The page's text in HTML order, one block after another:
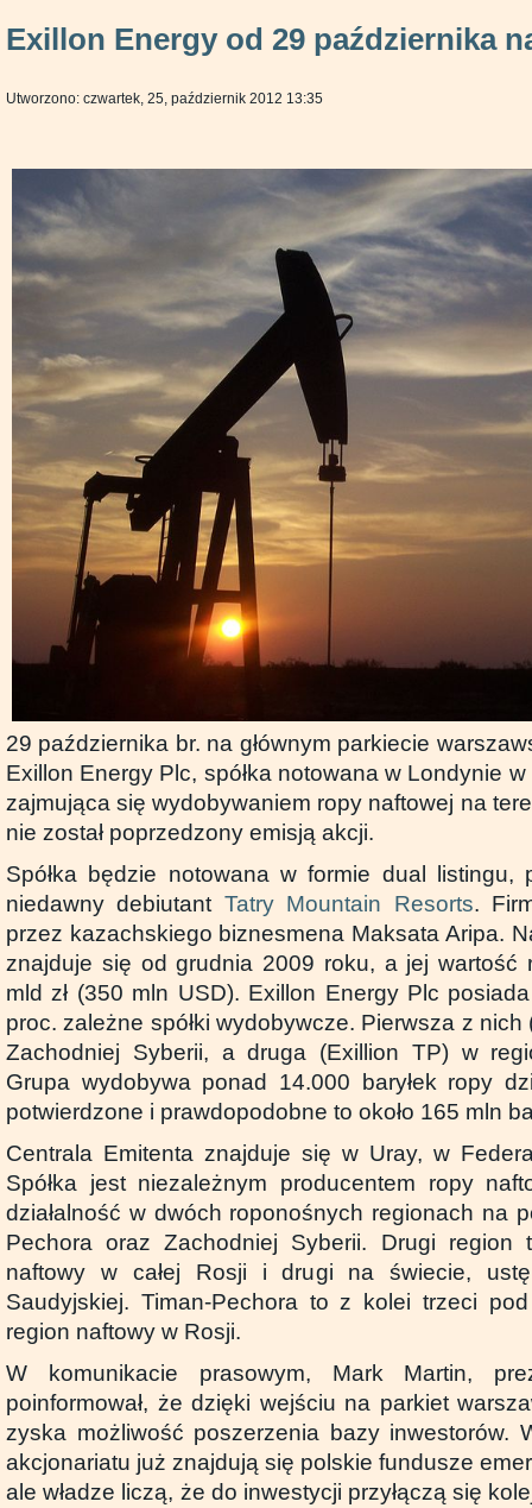
Exillon Energy od 29 października
Utworzono: czwartek, 25, październik 2012 13:35
29 października br. na głównym parkiecie
Exillon Energy Plc, spółka notowana w Londynie
zajmująca się wydobywaniem ropy naftowej na
nie został poprzedzony emisją akcji.
Spółka będzie notowana w formie dual listingu,
niedawny debiutant Tatry Mountain Resorts.
przez kazachskiego biznesmena Maksata Aripa.
znajduje się od grudnia 2009 roku, a jej wartość
mld zł (350 mln USD). Exillon Energy Plc
proc. zależne spółki wydobywcze. Pierwsza z nich
Zachodniej Syberii, a druga (Exillion TP) w
Grupa wydobywa ponad 14.000 baryłek ropy
potwierdzone i prawdopodobne to około 165 mln
Centrala Emitenta znajduje się w Uray, w
Spółka jest niezależnym producentem ropy
działalność w dwóch roponośnych regionach na
Pechora oraz Zachodniej Syberii. Drugi region
naftowy w całej Rosji i drugi na świecie,
Saudyjskiej. Timan-Pechora to z kolei trzeci
region naftowy w Rosji.
W komunikacie prasowym, Mark Martin,
poinformował, że dzięki wejściu na parkiet
zyska możliwość poszerzenia bazy inwestorów.
akcjonariatu już znajdują się polskie fundusze
ale władze liczą, że do inwestycji przyłączą się